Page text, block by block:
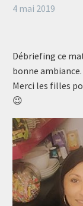
4 mai 2019
Débriefing ce
bonne ambiance.
Merci les filles
😉